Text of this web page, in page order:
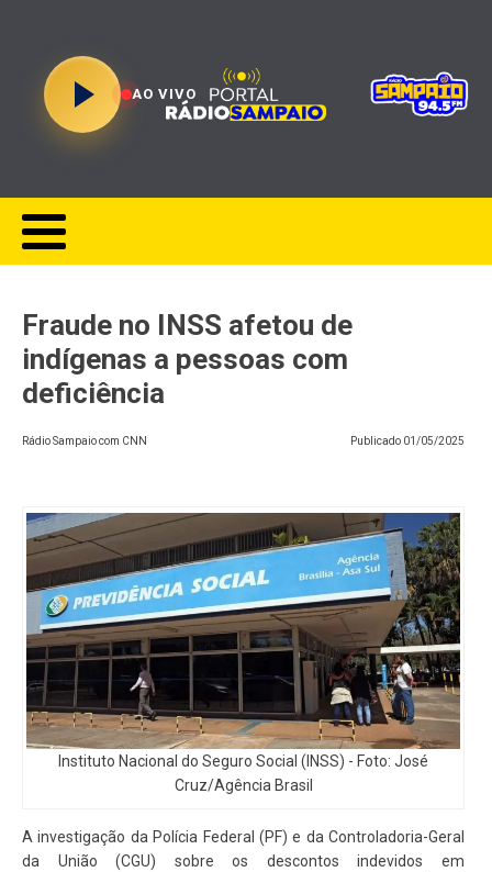
AO VIVO
Fraude no INSS afetou de
indígenas a pessoas com
deficiência
Rádio Sampaio com CNN Publicado 01/05/2025
Instituto Nacional do Seguro Social (INSS) - Foto: José
Cruz/Agência Brasil
A investigação da Polícia Federal (PF) e da Controladoria-Geral
da União (CGU) sobre os descontos indevidos em